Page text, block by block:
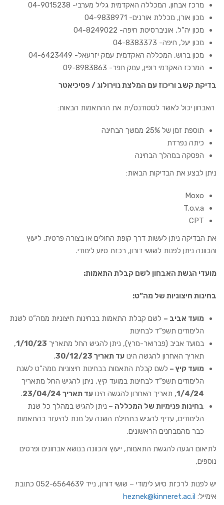
מרכז אבחון, המכללה האקדמית גליל מערבי- 04-9015238
מכון אורן, מכללת אורנים- 04-9838971
מכון יה”ל, אוניברסיטת חיפה- 04-8249022
מכון יעל, חיפה- 04-8383373
מכון ברוש, המכללה האקדמית עמק יזרעאל- 04-6423449
המרכז האקדמי רופין, עמק חפר- 09-8983863
בדיקת קשב וריכוז עם המלצת נוירולוג / פסיכיאטר
האבחון יכול לאשר לסטודנט/ית את ההתאמות הבאות:
תוספת זמן של 25% ממשך הבחינה
כיתה נפרדת
הפסקה במהלך הבחינה
ניתן לבצע את הבדיקות הבאות:
Moxo
T.o.v.a
CPT
את הבדיקה ניתן לעשות דרך קופת החולים או בצורה פרטית. ליעוץ
והכוונה ניתן לפנות לשושי דורון, רכזת סיוע לימודי.
מועדי הגשת האבחון לשם קבלת התאמות:
בחינות חיצוניות של מה”ט:
מועד אביב – לשם קבלת התאמות בבחינות חיצוניות ממה”ט לשנת
הלימודים תשפ”ד לבחינות
במועד אביב (פברואר-מרץ), ניתן להגיש החל מתאריך 1/10/23
,
תאריך האחרון להגשה הינו עד תאריך 30/12/23
.
מועד קיץ – לשם קבלת התאמות בבחינות חיצוניות ממה”ט לשנת
הלימודים תשפ”ד לבחינות במועד קיץ, ניתן להגיש החל מתאריך
1/4/24, תאריך האחרון להגשה הינו עד תאריך 23/04/24
.
בחינות פנימיות של המכללה – ניתן להגיש במהלך כל שנת
הלימודים, עדיף להגיש בתחילת השנה על מנת להיעזר בהתאמות
כבר מהמבחנים הראשונים.
לתיאום הגעה להגשת התאמות, ייעוץ והכוונה בנושא אבחונים ופרטים
נוספים,
יש לפנות לרכזת סיוע לימודי – שושי דורון, נייד 052-6564639 כתובת
אימייל: heznek@kinneret.ac.il